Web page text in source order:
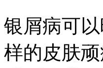
银屑病可
样的皮肤